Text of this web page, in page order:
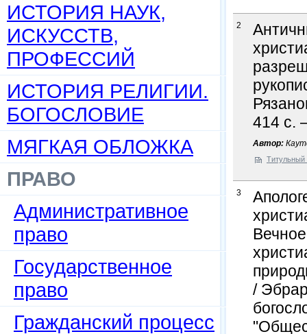
ИСТОРИЯ НАУК,
ИСКУССТВ,
ПРОФЕССИЙ
ИСТОРИЯ РЕЛИГИИ.
БОГОСЛОВИЕ
МЯГКАЯ ОБЛОЖКА
ПРАВО
Административное
право
Государственное
право
Гражданский процесс
2
414 с.
Автор:
Титульный
3
/